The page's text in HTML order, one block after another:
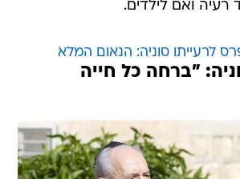
ואם לילדים.
לרעייתו סוניה: הנאום המלא
"ברחה כל חייה